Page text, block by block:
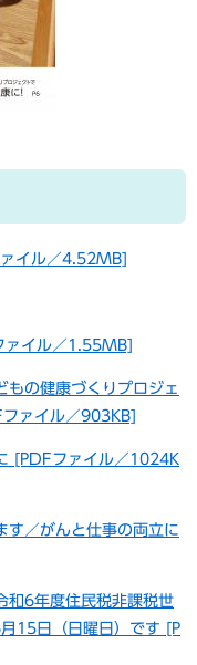
イル／4.52MB]
ァイル／1.55MB]
もの健康づくりプロジェ
ァイル／903KB]
[PDFファイル／1024K
す／がんと仕事の両立に
和6年度住民税非課税世
15日（日曜日）です [P